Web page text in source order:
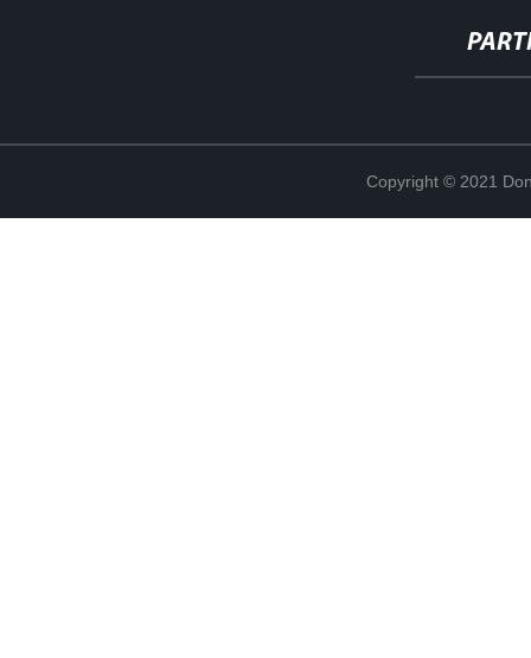
Copyright © 2021